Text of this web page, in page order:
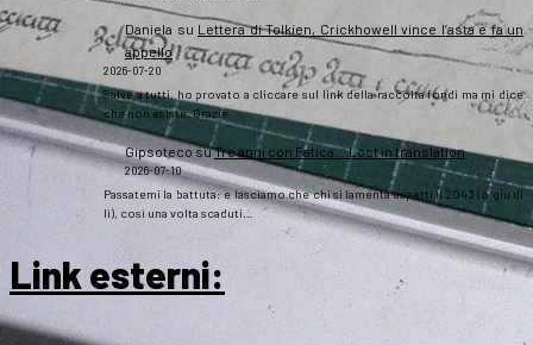
Daniela su Lettera di Tolkien, Crickhowell vince l’asta e fa un
appello
2026-07-20
Salve a tutti, ho provato a cliccare sul link della raccolta fondi ma mi dice
che non esiste. Grazie
GipsotecosuTre anni con Fatica… Lost in translation
2026-07-10
Passatemi la battuta: e lasciamo che chi si lamenta aspetti il 2043 (o giù di
lì), così una volta scaduti…
Link esterni: